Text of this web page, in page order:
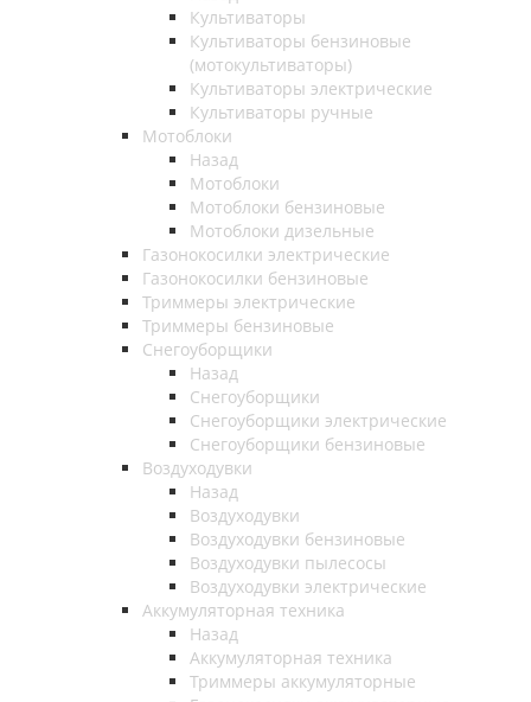
Культиваторы
Культиваторы бензиновые
(мотокультиваторы)
Культиваторы электрические
Культиваторы ручные
Мотоблоки
Назад
Мотоблоки
Мотоблоки бензиновые
Мотоблоки дизельные
Газонокосилки электрические
Газонокосилки бензиновые
Триммеры электрические
Триммеры бензиновые
Снегоуборщики
Назад
Снегоуборщики
Снегоуборщики электрические
Снегоуборщики бензиновые
Воздуходувки
Назад
Воздуходувки
Воздуходувки бензиновые
Воздуходувки пылесосы
Воздуходувки электрические
Аккумуляторная техника
Назад
Аккумуляторная техника
Триммеры аккумуляторные